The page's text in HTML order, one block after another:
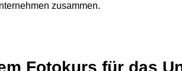
zusammen.
Fotokurs für das